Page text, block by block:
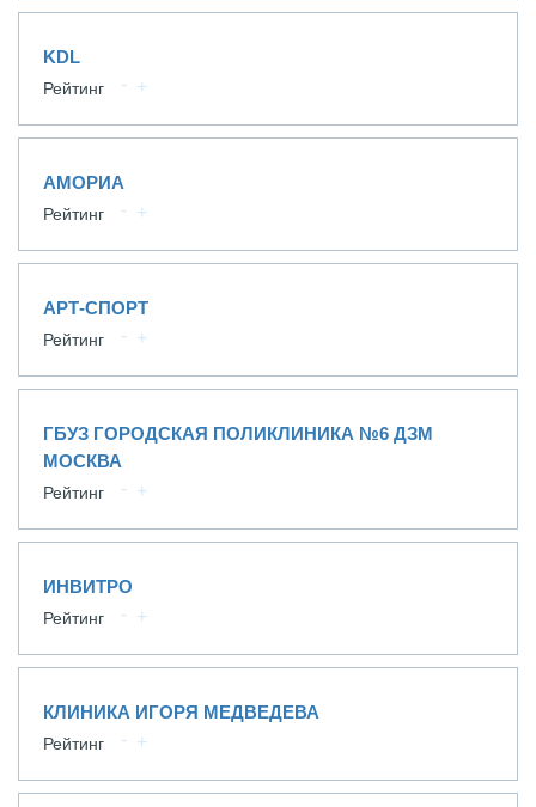
KDL
Рейтинг
АМОРИА
Рейтинг
АРТ-СПОРТ
Рейтинг
ГБУЗ ГОРОДСКАЯ ПОЛИКЛИНИКА №6 ДЗМ
МОСКВА
Рейтинг
ИНВИТРО
Рейтинг
КЛИНИКА ИГОРЯ МЕДВЕДЕВА
Рейтинг